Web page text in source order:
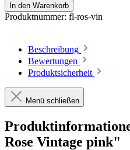
In den Warenkorb
Produktnummer: fl-ros-vin
Beschreibung
Bewertungen
Produktsicherheit
Menü schließen
Rose Vintage pink"